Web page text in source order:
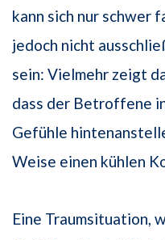
kann sich nur schwer
jedoch nicht
sein: Vielmehr zeigt
dass der Betroffene
Gefühle
Weise einen kühlen
Eine Traumsituation,